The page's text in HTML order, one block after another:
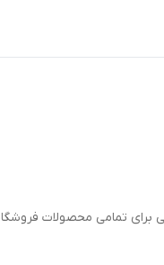
برای تمامی محصولات